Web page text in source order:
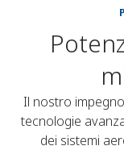
Il nostro
tecnologie
dei sistemi